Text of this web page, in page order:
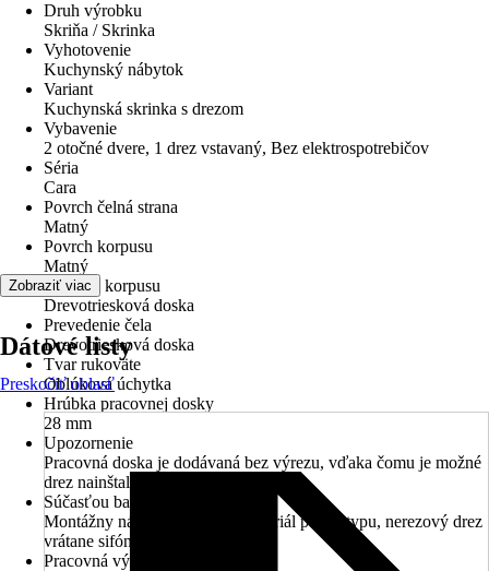
Druh výrobku
Skriňa / Skrinka
Vyhotovenie
Kuchynský nábytok
Variant
Kuchynská skrinka s drezom
Vybavenie
2 otočné dvere, 1 drez vstavaný, Bez elektrospotrebičov
Séria
Cara
Povrch čelná strana
Matný
Povrch korpusu
Matný
Materiál korpusu
Drevotriesková doska
Prevedenie čela
Drevotriesková doska
Tvar rukoväte
Oblúková úchytka
Hrúbka pracovnej dosky
28 mm
Upozornenie
Pracovná doska je dodávaná bez výrezu, vďaka čomu je možné
drez nainštalovať úplne variabilne.
Súčasťou balenia
Montážny návod, montážny materiál podľa typu, nerezový drez
vrátane sifónu a prepadovej sady.
Pracovná výška
Zobraziť viac
Dátové listy
Preskočiť oblasť